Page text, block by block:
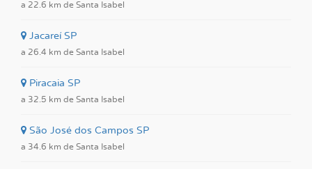
a 22.6 km de Santa Isabel
Jacareí SP
a 26.4 km de Santa Isabel
Piracaia SP
a 32.5 km de Santa Isabel
São José dos Campos SP
a 34.6 km de Santa Isabel